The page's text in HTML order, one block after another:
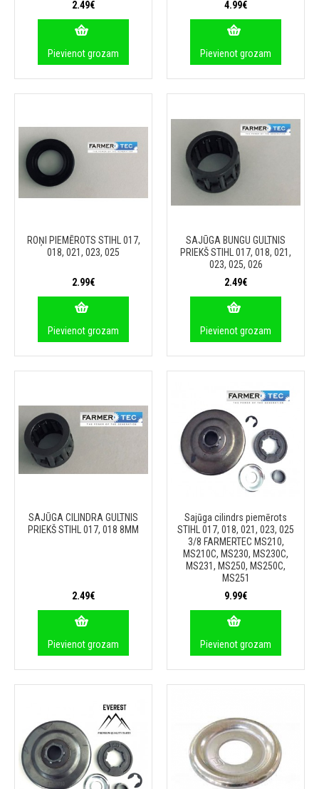
2.49€
Pievienot grozam
4.99€
Pievienot grozam
ROŅI PIEMĒROTS STIHL 017,
018, 021, 023, 025
2.99€
Pievienot grozam
SAJŪGA BUNGU GULTNIS
PRIEKŠ STIHL 017, 018, 021,
023, 025, 026
2.49€
Pievienot grozam
SAJŪGA CILINDRA GULTNIS
PRIEKŠ STIHL 017, 018 8MM
2.49€
Pievienot grozam
Sajūga cilindrs piemērots
STIHL 017, 018, 021, 023, 025
3/8 FARMERTEC MS210,
MS210C, MS230, MS230C,
MS231, MS250, MS250C,
MS251
9.99€
Pievienot grozam